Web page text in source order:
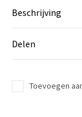
Beschrijving
Delen
Toevoegen